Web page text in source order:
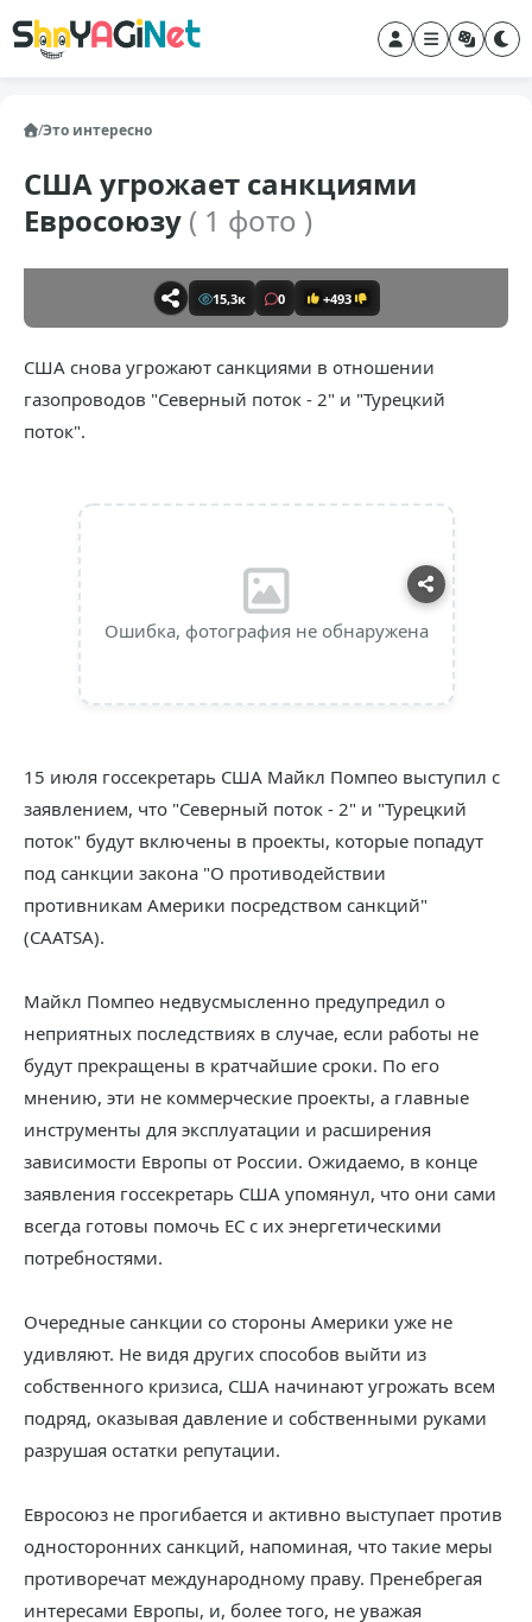
/Это интересно
США угрожает санкциями
Евросоюзу ( 1 фото )
15,3к 0 +493
США снова угрожают санкциями в отношении
газопроводов "Северный поток - 2" и "Турецкий
поток".
Ошибка, фотография не обнаружена
15 июля госсекретарь США Майкл Помпео выступил с
заявлением, что "Северный поток - 2" и "Турецкий
поток" будут включены в проекты, которые попадут
под санкции закона "О противодействии
противникам Америки посредством санкций"
(CAATSA).
Майкл Помпео недвусмысленно предупредил о
неприятных последствиях в случае, если работы не
будут прекращены в кратчайшие сроки. По его
мнению, эти не коммерческие проекты, а главные
инструменты для эксплуатации и расширения
зависимости Европы от России. Ожидаемо, в конце
заявления госсекретарь США упомянул, что они сами
всегда готовы помочь ЕС с их энергетическими
потребностями.
Очередные санкции со стороны Америки уже не
удивляют. Не видя других способов выйти из
собственного кризиса, США начинают угрожать всем
подряд, оказывая давление и собственными руками
разрушая остатки репутации.
Евросоюз не прогибается и активно выступает против
односторонних санкций, напоминая, что такие меры
противоречат международному праву. Пренебрегая
интересами Европы, и, более того, не уважая